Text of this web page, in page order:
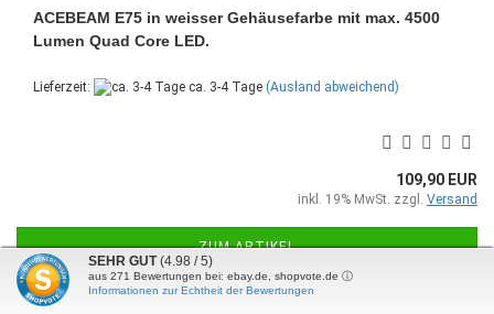
ACEBEAM E75 in weisser Gehäusefarbe mit max. 4500
Lumen Quad Core LED.
Lieferzeit: ca. 3-4 Tage (Ausland abweichend)
109,90 EUR
inkl. 19% MwSt. zzgl. Versand
ZUM ARTIKEL
SEHR GUT (4.98 / 5)
aus 271 Bewertungen bei: ebay.de, shopvote.de ⓘ
Informationen zur Echtheit der Bewertungen